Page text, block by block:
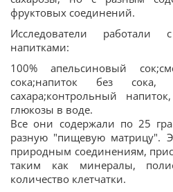
фруктовых соединений.
Исследователи
напитками:
100% апельсиновый
сока;напиток без
сахара;контрольный
глюкозы в воде.
Все они содержали по 25
разную "пищевую матрицу".
природным соединениям,
таким как минералы,
количество клетчатки.